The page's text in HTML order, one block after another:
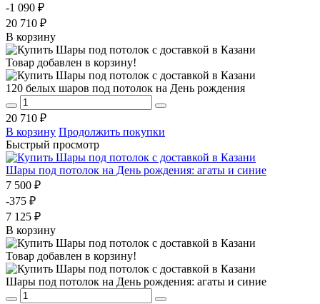
-1 090 ₽
20 710 ₽
В корзину
Товар добавлен в корзину!
120 белых шаров под потолок на День рождения
20 710 ₽
В корзину Продолжить покупки
Быстрый просмотр
Шары под потолок на День рождения: агаты и синие
7 500 ₽
-375 ₽
7 125 ₽
В корзину
Товар добавлен в корзину!
Шары под потолок на День рождения: агаты и синие